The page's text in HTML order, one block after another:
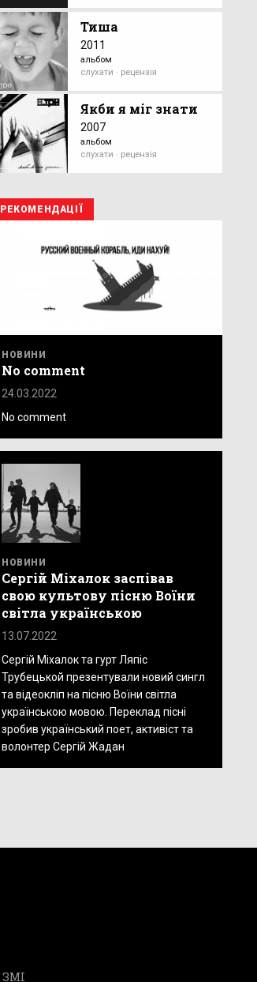
Тиша
2011
альбом
слухати · рецензія
Якби я міг знати
2007
альбом
слухати · рецензія
РЕКОМЕНДАЦІЇ
НОВИНИ
No comment
24.03.2022
No comment
НОВИНИ
Сергій Міхалок заспівав
свою культову пісню Воїни
світла українською
13.07.2022
Сергій Міхалок та гурт Ляпіс
Трубецькой презентували новий сингл
та відеокліп на пісню Воїни світла
українською мовою. Переклад пісні
зробив український поет, активіст та
волонтер Сергій Жадан
ЗМІ